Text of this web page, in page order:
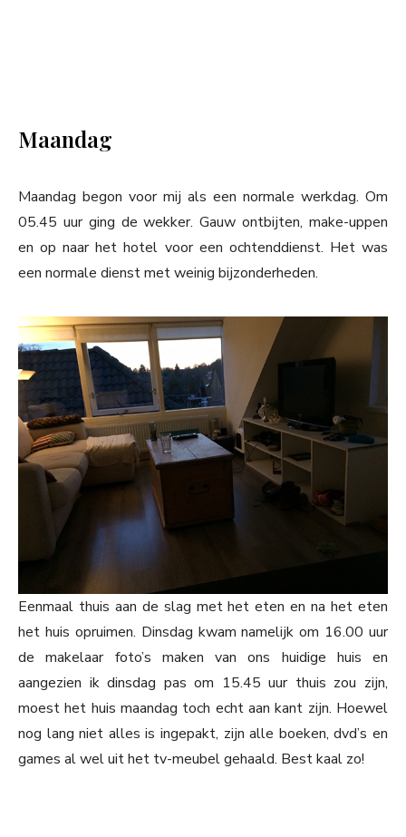
Maandag
Maandag begon voor mij als een normale werkdag. Om
05.45 uur ging de wekker. Gauw ontbijten, make-uppen
en op naar het hotel voor een ochtenddienst. Het was
een normale dienst met weinig bijzonderheden.
Eenmaal thuis aan de slag met het eten en na het eten
het huis opruimen. Dinsdag kwam namelijk om 16.00 uur
de makelaar foto’s maken van ons huidige huis en
aangezien ik dinsdag pas om 15.45 uur thuis zou zijn,
moest het huis maandag toch echt aan kant zijn. Hoewel
nog lang niet alles is ingepakt, zijn alle boeken, dvd’s en
games al wel uit het tv-meubel gehaald. Best kaal zo!